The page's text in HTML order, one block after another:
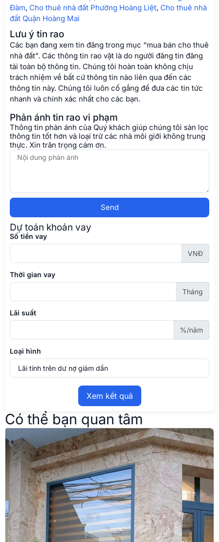
Đàm, Cho thuê nhà đất Phường Hoàng Liệt, Cho thuê nhà
đất Quận Hoàng Mai
Lưu ý tin rao
Các bạn đang xem tin đăng trong mục “mua bán cho thuê
nhà đất”. Các thông tin rao vặt là do người đăng tin đăng
tải toàn bộ thông tin. Chúng tôi hoàn toàn không chịu
trách nhiệm về bất cứ thông tin nào liên qua đến các
thông tin này. Chúng tôi luôn cố gắng để đưa các tin tức
nhanh và chính xác nhất cho các bạn.
Phản ánh tin rao vi phạm
Thông tin phản ánh của Quý khách giúp chúng tôi sàn lọc
thông tin tốt hơn và loại trừ các nhà môi giới không trung
thực. Xin trân trọng cám ơn.
Send
Dự toán khoản vay
Số tiền vay
VNĐ
Thời gian vay
Tháng
Lãi suất
%/năm
Loại hình
Xem kết quả
Có thể bạn quan tâm